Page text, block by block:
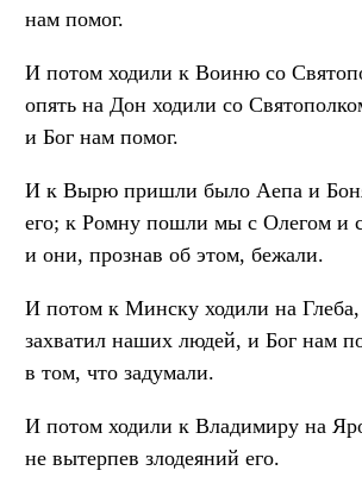
нам помог.
И потом ходили к Воиню со
опять на Дон ходили со
и Бог нам помог.
И к Вырю пришли было Аепа и
его; к Ромну пошли мы с Олегом и
и они, прознав об этом, бежали.
И потом к Минску ходили на
захватил наших людей, и Бог нам
в том, что задумали.
И потом ходили к Владимиру на
не вытерпев злодеяний его.